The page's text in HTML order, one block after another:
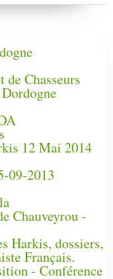
Chasseurs
12 Mai 2014
09-2013
Chauveyrou -
Harkis, dossiers,
Français.
- Conférence